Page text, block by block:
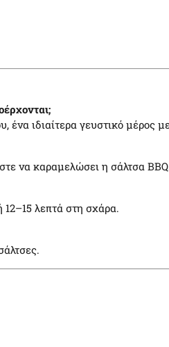
ένα ιδιαίτερα γευστικό μέρος
να καραμελώσει η σάλτσα
λεπτά στη σχάρα.